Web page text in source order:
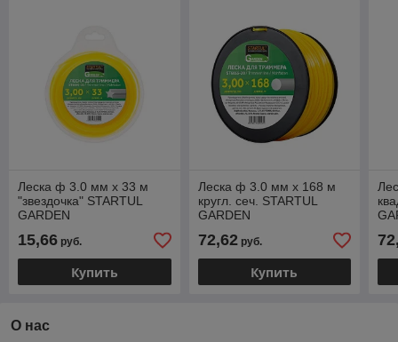
Леска ф 3.0 мм х 33 м
"звездочка" STARTUL
GARDEN
15,66 руб.
Купить
Леска ф 3.0 мм х 168 м
кругл. сеч. STARTUL
GARDEN
72,62руб.
Купить
О нас